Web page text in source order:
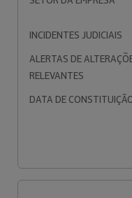
INCIDENTES JUDICIAIS
ALERTAS DE
RELEVANTES
DATA DE